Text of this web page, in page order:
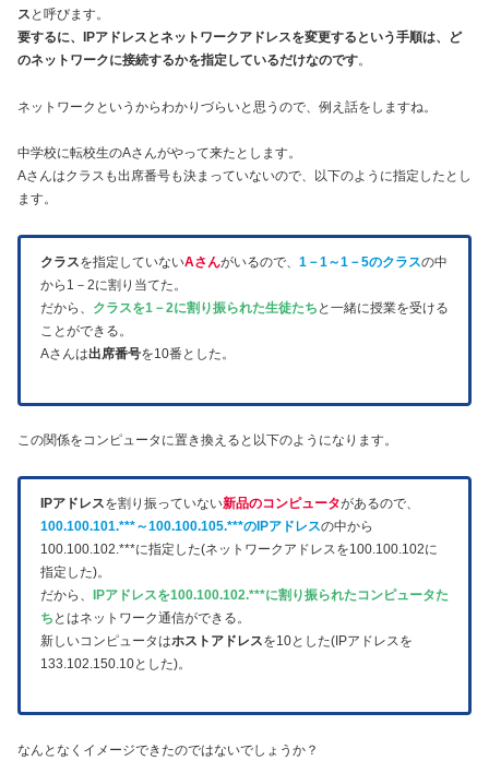
ス と呼びます。
要するに、IPアドレスとネットワークアドレスを変更するという手順は、ど
のネットワークに接続するかを指定しているだけなのです。
ネットワークというからわかりづらいと思うので、例え話をしますね。
中学校に転校生のAさんがやって来たとします。
Aさんはクラスも出席番号も決まっていないので、以下のように指定したとし
ます。
クラスを指定していないAさんがいるので、 1－1～1－5のクラスの中
から1－2に割り当てた。
だから、 クラスを1－2に割り振られた生徒たち と一緒に授業を受ける
ことができる。
Aさんは出席番号を10番とした。
この関係をコンピュータに置き換えると以下のようになります。
IPアドレスを割り振っていない新品のコンピュータがあるので、
100.100.101.***～100.100.105.***のIPアドレスの中から
100.100.102.***に指定した(ネットワークアドレスを100.100.102に
指定した)。
だから、 IPアドレスを100.100.102.***に割り振られたコンピュータた
ち とはネットワーク通信ができる。
新しいコンピュータはホストアドレスを10とした(IPアドレスを
133.102.150.10とした)。
なんとなくイメージできたのではないでしょうか？